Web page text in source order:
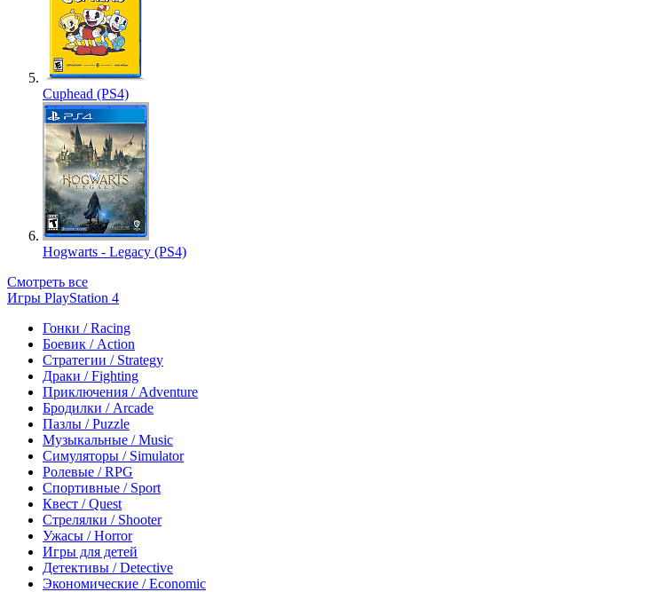
Cuphead (PS4)
Hogwarts - Legacy (PS4)
Смотреть все
Игры PlayStation 4
Гонки / Racing
Боевик / Action
Стратегии / Strategy
Драки / Fighting
Приключения / Adventure
Бродилки / Arcade
Пазлы / Puzzle
Музыкальные / Music
Симуляторы / Simulator
Ролевые / RPG
Спортивные / Sport
Квест / Quest
Стрелялки / Shooter
Ужасы / Horror
Игры для детей
Детективы / Detective
Экономические / Economic